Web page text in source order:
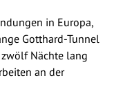
in Europa,
Gotthard-Tunnel
Nächte lang
an der